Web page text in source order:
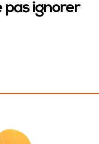
pas ignorer